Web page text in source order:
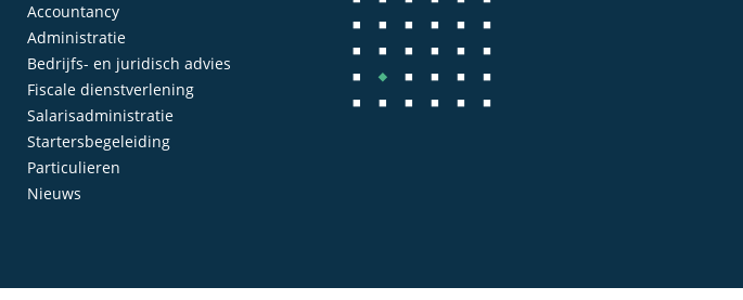
Accountancy
Administratie
Bedrijfs- en juridisch advies
Fiscale dienstverlening
Salarisadministratie
Startersbegeleiding
Particulieren
Nieuws